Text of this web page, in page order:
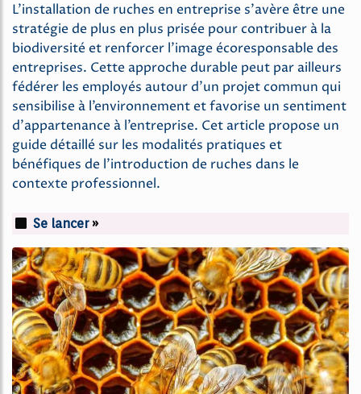
L’installation de ruches en entreprise s’avère être une
stratégie de plus en plus prisée pour contribuer à la
biodiversité et renforcer l’image écoresponsable des
entreprises. Cette approche durable peut par ailleurs
fédérer les employés autour d’un projet commun qui
sensibilise à l’environnement et favorise un sentiment
d’appartenance à l’entreprise. Cet article propose un
guide détaillé sur les modalités pratiques et
bénéfiques de l’introduction de ruches dans le
contexte professionnel.
Se lancer»